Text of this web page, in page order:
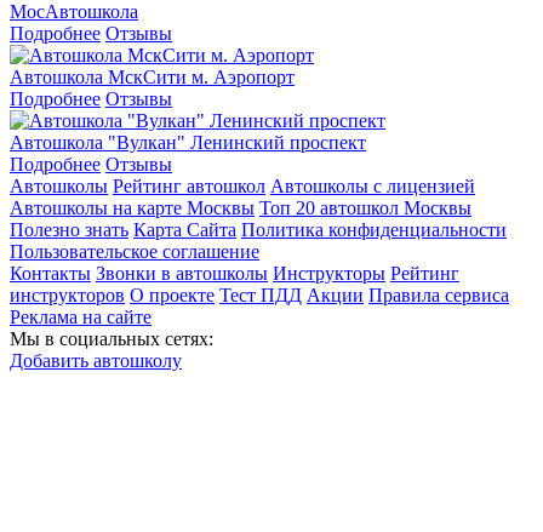
МосАвтошкола
Подробнее Отзывы
Автошкола МскСити м. Аэропорт
Подробнее Отзывы
Автошкола "Вулкан" Ленинский проспект
Подробнее Отзывы
Автошколы Рейтинг автошкол Автошколы с лицензией
Автошколы на карте Москвы Топ 20 автошкол Москвы
Полезно знать Карта Сайта Политика конфиденциальности
Пользовательское соглашение
Контакты Звонки в автошколы Инструкторы Рейтинг
инструкторов О проекте Тест ПДД Акции Правила сервиса
Реклама на сайте
Мы в социальных сетях:
Добавить автошколу